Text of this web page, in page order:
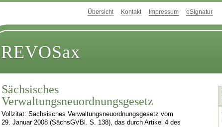
Übersicht Kontakt Impressum eSignatur
REVOSax
Sächsisches
Verwaltungsneuordnungsgesetz
Vollzitat: Sächsisches Verwaltungsneuordnungsgesetz vom
29. Januar 2008 (SächsGVBl. S. 138), das durch Artikel 4 des